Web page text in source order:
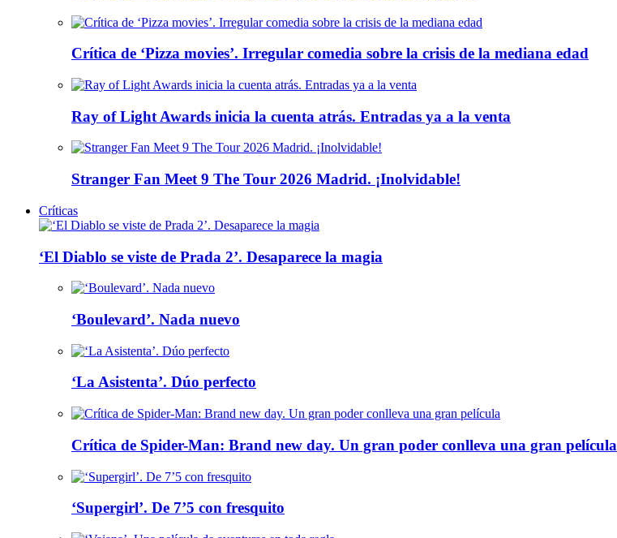
Crítica de ‘Pizza movies’. Irregular comedia sobre la crisis de la mediana edad
Ray of Light Awards inicia la cuenta atrás. Entradas ya a la venta
Stranger Fan Meet 9 The Tour 2026 Madrid. ¡Inolvidable!
Críticas
‘El Diablo se viste de Prada 2’. Desaparece la magia
‘Boulevard’. Nada nuevo
‘La Asistenta’. Dúo perfecto
Crítica de Spider-Man: Brand new day. Un gran poder conlleva una gran película
‘Supergirl’. De 7’5 con fresquito